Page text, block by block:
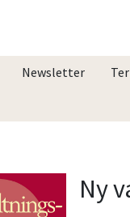
Newsletter
Ny